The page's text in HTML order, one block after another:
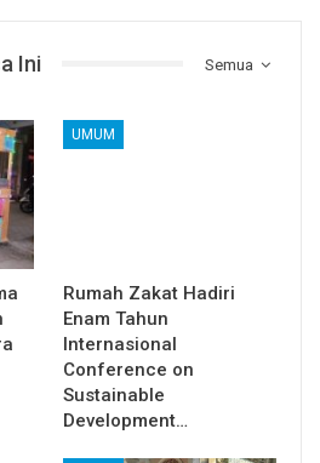
Semua
Ini
UMUM
Rumah Zakat Hadiri
Enam Tahun
Internasional
Conference on
Sustainable
Development…